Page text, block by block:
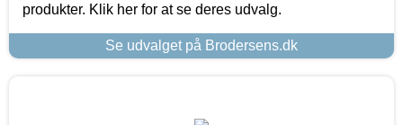
produkter. Klik her for at se deres udvalg.
Se udvalget på Brodersens.dk